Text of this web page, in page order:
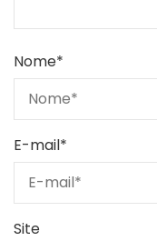
Nome*
E-mail*
Site